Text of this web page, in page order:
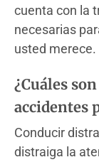
cuenta con la
necesarias
usted merece.
¿Cuáles
accidentes
Conducir
distraiga la